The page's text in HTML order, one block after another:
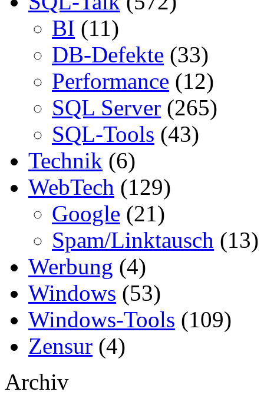
BI (11)
DB-Defekte (33)
Performance (12)
SQL Server (265)
SQL-Tools (43)
Technik (6)
WebTech (129)
Google (21)
Spam/Linktausch (13)
Werbung (4)
Windows (53)
Windows-Tools (109)
Zensur (4)
Archiv